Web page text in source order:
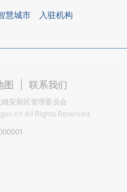
慧城市 入驻机构
图 联系我们
安新区管理委员会
All Rights Reserved.